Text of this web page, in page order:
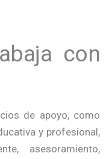
con
de apoyo, como
y profesional,
asesoramiento,